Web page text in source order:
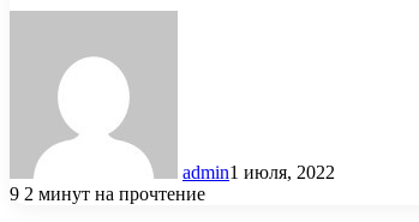
admin1 июля, 2022
9 2 минут на прочтение